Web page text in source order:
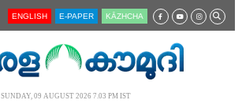
ENGLISH E-PAPER KĀZHCHA
SUNDAY, 09 AUGUST 2026 7.03 PM IST